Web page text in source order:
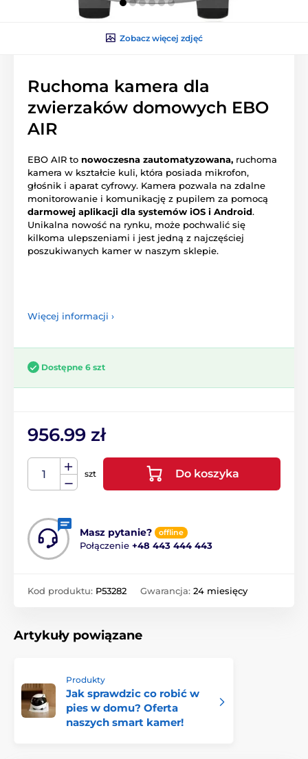
Zobacz więcej zdjęć
Ruchoma kamera dla
zwierzaków domowych EBO
AIR
EBO AIR to nowoczesna zautomatyzowana, ruchoma
kamera w kształcie kuli, która posiada mikrofon,
głośnik i aparat cyfrowy. Kamera pozwala na zdalne
monitorowanie i komunikację z pupilem za pomocą
darmowej aplikacji dla systemów iOS i Android.
Unikalna nowość na rynku, może pochwalić się
kilkoma ulepszeniami i jest jedną z najczęściej
poszukiwanych kamer w naszym sklepie.
Więcej informacji ›
Dostępne 6 szt
956.99 zł
szt Do koszyka
Masz pytanie? offline
Połączenie +48 443 444 443
Kod produktu: P53282 Gwarancja: 24 miesięcy
Artykuły powiązane
Produkty
Jak sprawdzic co robić w
pies w domu? Oferta
naszych smart kamer!